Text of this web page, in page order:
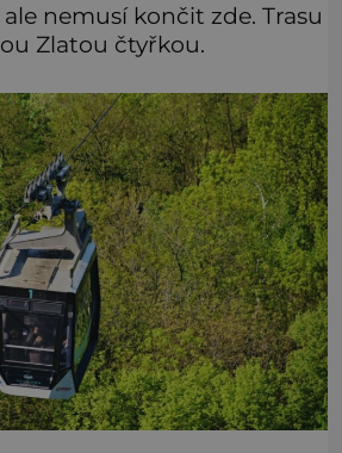
nemusí končit zde. Trasu
Zlatou čtyřkou.